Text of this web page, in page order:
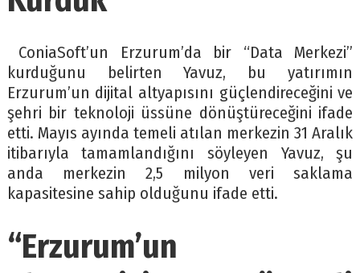
ConiaSoft’un Erzurum’da bir “Data Merkezi”
kurduğunu belirten Yavuz, bu yatırımın
Erzurum’un dijital altyapısını güçlendireceğini ve
şehri bir teknoloji üssüne dönüştüreceğini ifade
etti. Mayıs ayında temeli atılan merkezin 31 Aralık
itibarıyla tamamlandığını söyleyen Yavuz, şu
anda merkezin 2,5 milyon veri saklama
kapasitesine sahip olduğunu ifade etti.
“Erzurum’un